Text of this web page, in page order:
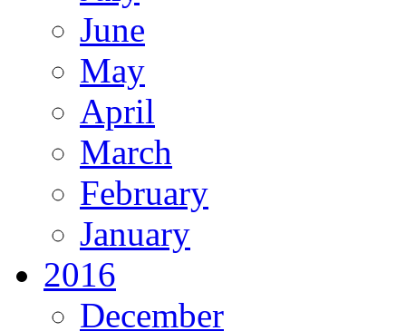
June
May
April
March
February
January
2016
December